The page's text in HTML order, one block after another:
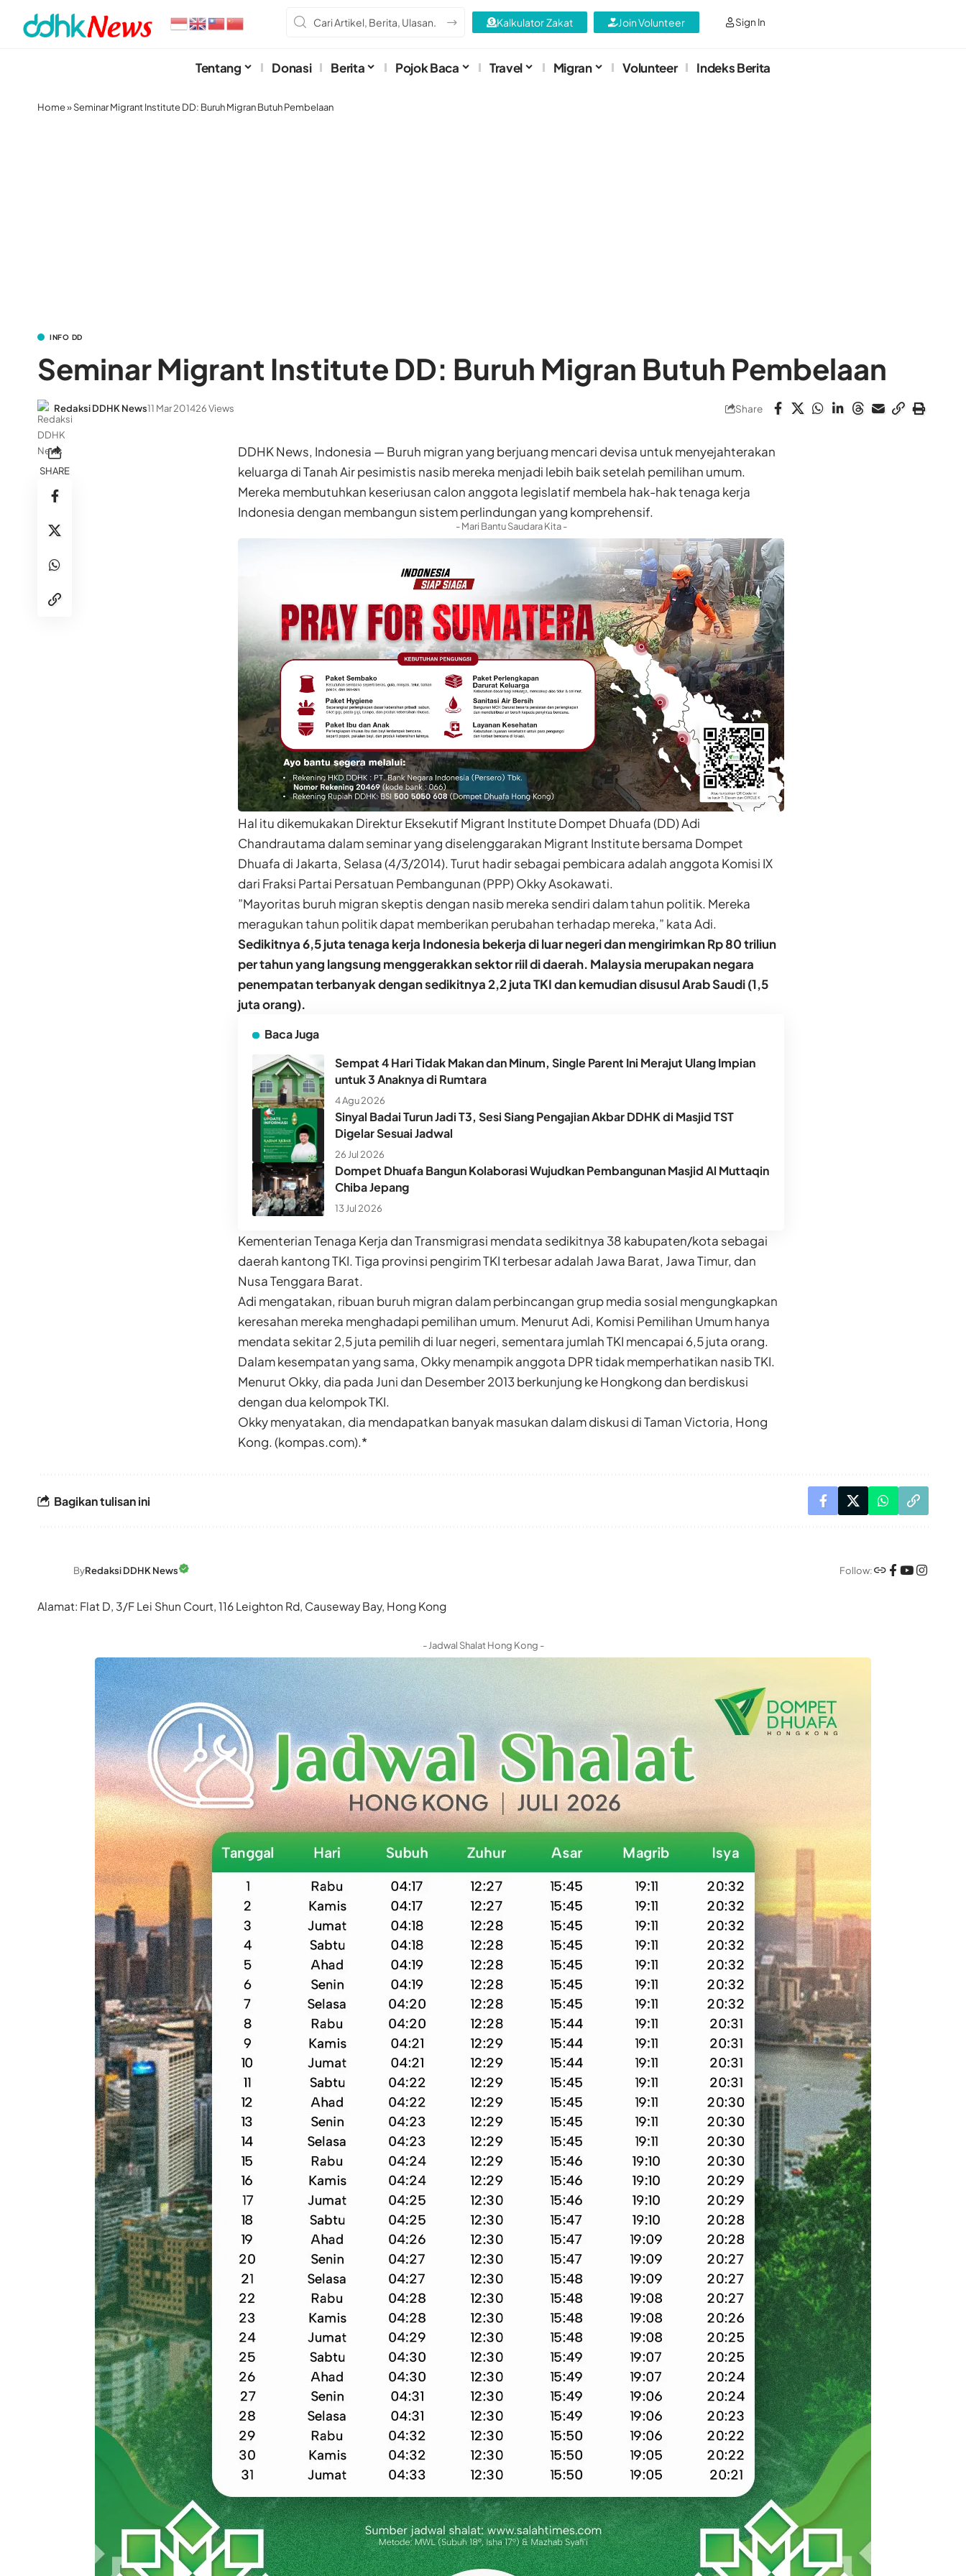
Sign In
Kalkulator Zakat Join Volunteer
Tentang Donasi Berita Pojok Baca Travel Migran Volunteer Indeks Berita
Home»Seminar Migrant Institute DD: Buruh Migran Butuh Pembelaan
INFO DD
Seminar Migrant Institute DD: Buruh Migran Butuh Pembelaan
Redaksi DDHK News11 Mar 201426 Views Share
SHARE
DDHK News, Indonesia — Buruh migran yang berjuang mencari devisa untuk menyejahterakan
keluarga di Tanah Air pesimistis nasib mereka menjadi lebih baik setelah pemilihan umum.
Mereka membutuhkan keseriusan calon anggota legislatif membela hak-hak tenaga kerja
Indonesia dengan membangun sistem perlindungan yang komprehensif.
- Mari Bantu Saudara Kita -
Hal itu dikemukakan Direktur Eksekutif Migrant Institute Dompet Dhuafa (DD) Adi
Chandrautama dalam seminar yang diselenggarakan Migrant Institute bersama Dompet
Dhuafa di Jakarta, Selasa (4/3/2014). Turut hadir sebagai pembicara adalah anggota Komisi IX
dari Fraksi Partai Persatuan Pembangunan (PPP) Okky Asokawati.
”Mayoritas buruh migran skeptis dengan nasib mereka sendiri dalam tahun politik. Mereka
meragukan tahun politik dapat memberikan perubahan terhadap mereka,” kata Adi.
Sedikitnya 6,5 juta tenaga kerja Indonesia bekerja di luar negeri dan mengirimkan Rp 80 triliun
per tahun yang langsung menggerakkan sektor riil di daerah. Malaysia merupakan negara
penempatan terbanyak dengan sedikitnya 2,2 juta TKI dan kemudian disusul Arab Saudi (1,5
juta orang).
Baca Juga
Sempat 4 Hari Tidak Makan dan Minum, Single Parent Ini Merajut Ulang Impian
untuk 3 Anaknya di Rumtara
4 Agu 2026
Sinyal Badai Turun Jadi T3, Sesi Siang Pengajian Akbar DDHK di Masjid TST
Digelar Sesuai Jadwal
26 Jul 2026
Dompet Dhuafa Bangun Kolaborasi Wujudkan Pembangunan Masjid Al Muttaqin
Chiba Jepang
13 Jul 2026
Kementerian Tenaga Kerja dan Transmigrasi mendata sedikitnya 38 kabupaten/kota sebagai
daerah kantong TKI. Tiga provinsi pengirim TKI terbesar adalah Jawa Barat, Jawa Timur, dan
Nusa Tenggara Barat.
Adi mengatakan, ribuan buruh migran dalam perbincangan grup media sosial mengungkapkan
keresahan mereka menghadapi pemilihan umum. Menurut Adi, Komisi Pemilihan Umum hanya
mendata sekitar 2,5 juta pemilih di luar negeri, sementara jumlah TKI mencapai 6,5 juta orang.
Dalam kesempatan yang sama, Okky menampik anggota DPR tidak memperhatikan nasib TKI.
Menurut Okky, dia pada Juni dan Desember 2013 berkunjung ke Hongkong dan berdiskusi
dengan dua kelompok TKI.
Okky menyatakan, dia mendapatkan banyak masukan dalam diskusi di Taman Victoria, Hong
Kong. (kompas.com).*
Bagikan tulisan ini
ByRedaksi DDHK News Follow:
Alamat: Flat D, 3/F Lei Shun Court, 116 Leighton Rd, Causeway Bay, Hong Kong
- Jadwal Shalat Hong Kong -